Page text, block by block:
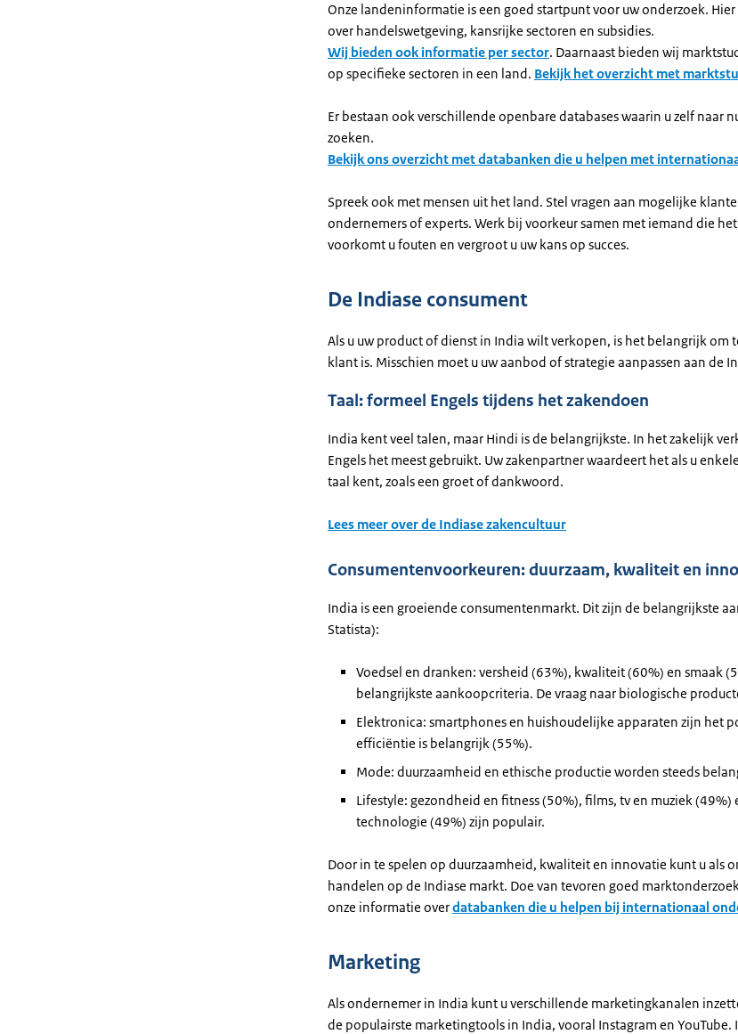
Onze landeninformatie is een goed startpunt voor uw onderzoek.
over handelswetgeving, kansrijke sectoren en subsidies.
Wij bieden ook informatie per sector. Daarnaast bieden wij
op specifieke sectoren in een land. Bekijk het overzicht met
Er bestaan ook verschillende openbare databases waarin u zelf naar
zoeken.
Bekijk ons overzicht met databanken die u helpen met
Spreek ook met mensen uit het land. Stel vragen aan mogelijke
ondernemers of experts. Werk bij voorkeur samen met iemand die
voorkomt u fouten en vergroot u uw kans op succes.
De Indiase consument
Als u uw product of dienst in India wilt verkopen, is het belangrijk om
klant is. Misschien moet u uw aanbod of strategie aanpassen aan de
Taal: formeel Engels tijdens het zakendoen
India kent veel talen, maar Hindi is de belangrijkste. In het zakelijk
Engels het meest gebruikt. Uw zakenpartner waardeert het als u
taal kent, zoals een groet of dankwoord.
Lees meer over de Indiase zakencultuur
Consumentenvoorkeuren: duurzaam, kwaliteit en
India is een groeiende consumentenmarkt. Dit zijn de belangrijkste
Statista):
Voedsel en dranken: versheid (63%), kwaliteit (60%) en smaak
belangrijkste aankoopcriteria. De vraag naar biologische
Elektronica: smartphones en huishoudelijke apparaten zijn het
efficiëntie is belangrijk (55%).
Mode: duurzaamheid en ethische productie worden steeds
Lifestyle: gezondheid en fitness (50%), films, tv en muziek (49%)
technologie (49%) zijn populair.
Door in te spelen op duurzaamheid, kwaliteit en innovatie kunt u als
handelen op de Indiase markt. Doe van tevoren goed
onze informatie overdatabanken die u helpen bij internationaal
Marketing
Als ondernemer in India kunt u verschillende marketingkanalen
de populairste marketingtools in India, vooral Instagram en